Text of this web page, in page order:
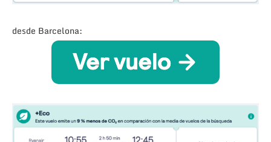
desde Barcelona: